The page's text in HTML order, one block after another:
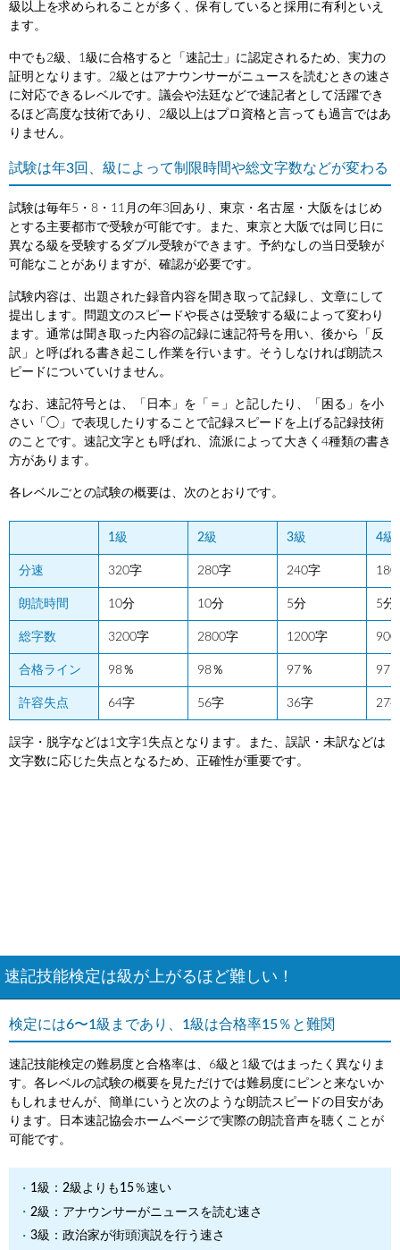
級以上を求められることが多く、保有していると採用に有利といえ
ます。
中でも2級、1級に合格すると「速記士」に認定されるため、実力の
証明となります。2級とはアナウンサーがニュースを読むときの速さ
に対応できるレベルです。議会や法廷などで速記者として活躍でき
るほど高度な技術であり、2級以上はプロ資格と言っても過言ではあ
りません。
試験は年3回、級によって制限時間や総文字数などが変わる
試験は毎年5・8・11月の年3回あり、東京・名古屋・大阪をはじめ
とする主要都市で受験が可能です。また、東京と大阪では同じ日に
異なる級を受験するダブル受験ができます。予約なしの当日受験が
可能なことがありますが、確認が必要です。
試験内容は、出題された録音内容を聞き取って記録し、文章にして
提出します。問題文のスピードや長さは受験する級によって変わり
ます。通常は聞き取った内容の記録に速記符号を用い、後から「反
訳」と呼ばれる書き起こし作業を行います。そうしなければ朗読ス
ピードについていけません。
なお、速記符号とは、「日本」を「＝」と記したり、「困る」を小
さい「◯」で表現したりすることで記録スピードを上げる記録技術
のことです。速記文字とも呼ばれ、流派によって大きく4種類の書き
方があります。
各レベルごとの試験の概要は、次のとおりです。
1級 2級 3級 4級
分速 320字 280字 240字 180
朗読時間 10分 10分 5分 5分
総字数 3200字 2800字 1200字 900
合格ライン 98％ 98％ 97％ 97
許容失点 64字 56字 36字 27
誤字・脱字などは1文字1失点となります。また、誤訳・未訳などは
文字数に応じた失点となるため、正確性が重要です。
速記技能検定は級が上がるほど難しい！
検定には6〜1級まであり、1級は合格率15％と難関
速記技能検定の難易度と合格率は、6級と1級ではまったく異なりま
す。各レベルの試験の概要を見ただけでは難易度にピンと来ないか
もしれませんが、簡単にいうと次のような朗読スピードの目安があ
ります。日本速記協会ホームページで実際の朗読音声を聴くことが
可能です。
1級：2級よりも15％速い
2級：アナウンサーがニュースを読む速さ
3級：政治家が街頭演説を行う速さ